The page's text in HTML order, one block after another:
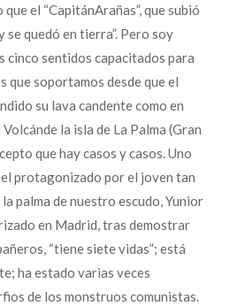
el “CapitánArañas”, que subió
se quedó en tierra”. Pero soy
cinco sentidos capacitados para
que soportamos desde que el
su lava candente como en
la isla de La Palma (Gran
que hay casos y casos. Uno
protagonizado por el joven tan
palma de nuestro escudo, Yunior
en Madrid, tras demostrar
“tiene siete vidas”; está
ha estado varias veces
de los monstruos comunistas.